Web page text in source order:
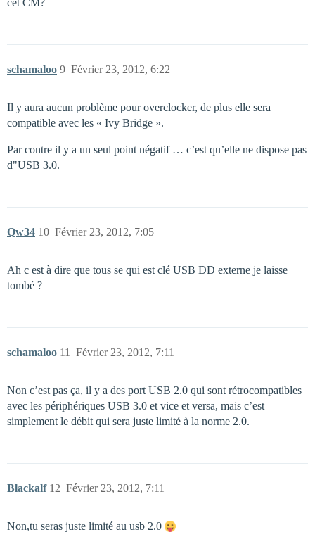
cet CM?
schamaloo Février 23, 2012, 6:22
9
Il y aura aucun problème pour overclocker, de plus elle sera
compatible avec les « Ivy Bridge ».
Par contre il y a un seul point négatif … c’est qu’elle ne dispose pas
d"USB 3.0.
Qw34 Février 23, 2012, 7:05
10
Ah c est à dire que tous se qui est clé USB DD externe je laisse
tombé ?
schamaloo Février 23, 2012, 7:11
11
Non c’est pas ça, il y a des port USB 2.0 qui sont rétrocompatibles
avec les périphériques USB 3.0 et vice et versa, mais c’est
simplement le débit qui sera juste limité à la norme 2.0.
Blackalf Février 23, 2012, 7:11
12
Non,tu seras juste limité au usb 2.0